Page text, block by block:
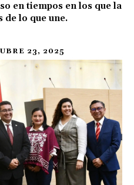
en tiempos en los que la
lo que une.
23, 2025